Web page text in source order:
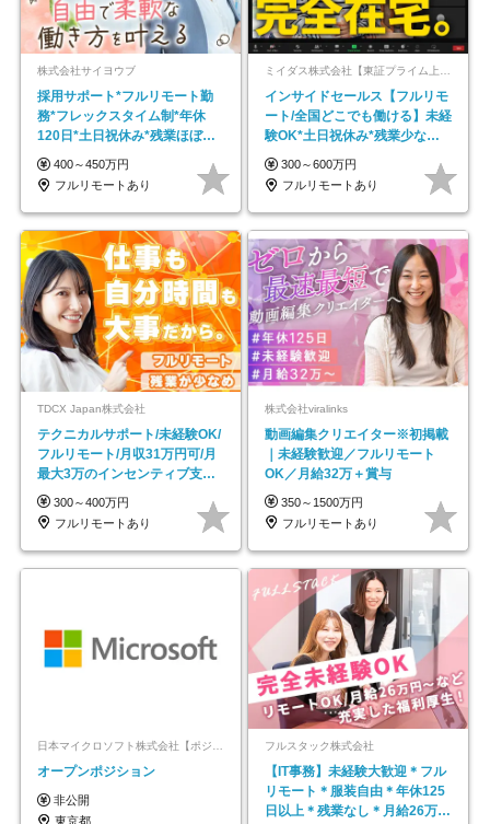
株式会社サイヨウブ
採用サポート*フルリモート勤
務*フレックスタイム制*年休
120日*土日祝休み*残業ほぼな
し*育児中社員8割以上
400～450万円
フルリモートあり
ミイダス株式会社【東証プライム上場パーソルグループ】
インサイドセールス【フルリモ
ート/全国どこでも働ける】未経
験OK*土日祝休み*残業少なめ*
在宅勤務手当あり
300～600万円
フルリモートあり
TDCX Japan株式会社
テクニカルサポート/未経験OK/
フルリモート/月収31万円可/月
最大3万のインセンティブ支給/
平均年齢33歳
300～400万円
フルリモートあり
株式会社viralinks
動画編集クリエイター※初掲載
｜未経験歓迎／フルリモート
OK／月給32万＋賞与
350～1500万円
フルリモートあり
日本マイクロソフト株式会社【ポジションマッチ登録】
オープンポジション
非公開
東京都
フルスタック株式会社
【IT事務】未経験大歓迎＊フル
リモート＊服装自由＊年休125
日以上＊残業なし＊月給26万円